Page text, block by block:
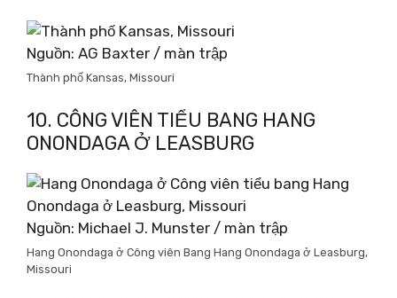
Nguồn: AG Baxter / màn trập
Thành phố Kansas, Missouri
10. CÔNG VIÊN TIỂU BANG HANG
ONONDAGA Ở LEASBURG
Nguồn: Michael J. Munster / màn trập
Hang Onondaga ở Công viên Bang Hang Onondaga ở Leasburg,
Missouri